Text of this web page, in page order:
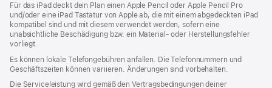
neues
Fenster)
ein
neues
Fenster)
ein
neues
Fenster)
Für das iPad deckt dein Plan einen Apple Pencil oder Apple Pencil Pro
und/oder eine iPad Tastatur von Apple ab, die mit einem abgedeckten iPad
kompatibel sind und mit diesem verwendet werden, sofern eine
unabsichtliche Beschädigung bzw. ein Material‑ oder Herstellungsfehler
vorliegt.
Es können lokale Telefongebühren anfallen. Die Telefonnummern und
Geschäftszeiten können variieren. Änderungen sind vorbehalten.
Die Serviceleistung wird gemäß den Vertragsbedingungen deiner